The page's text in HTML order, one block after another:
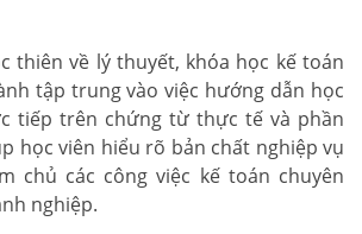
thiên về lý thuyết, khóa học kế toán
tập trung vào việc hướng dẫn học
tiếp trên chứng từ thực tế và phần
học viên hiểu rõ bản chất nghiệp vụ
chủ các công việc kế toán chuyên
nghiệp.